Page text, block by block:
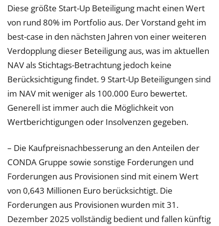
Diese größte Start-Up Beteiligung macht einen Wert
von rund 80% im Portfolio aus. Der Vorstand geht im
best-case in den nächsten Jahren von einer weiteren
Verdopplung dieser Beteiligung aus, was im aktuellen
NAV als Stichtags-Betrachtung jedoch keine
Berücksichtigung findet. 9 Start-Up Beteiligungen sind
im NAV mit weniger als 100.000 Euro bewertet.
Generell ist immer auch die Möglichkeit von
Wertberichtigungen oder Insolvenzen gegeben.
– Die Kaufpreisnachbesserung an den Anteilen der
CONDA Gruppe sowie sonstige Forderungen und
Forderungen aus Provisionen sind mit einem Wert
von 0,643 Millionen Euro berücksichtigt. Die
Forderungen aus Provisionen wurden mit 31.
Dezember 2025 vollständig bedient und fallen künftig